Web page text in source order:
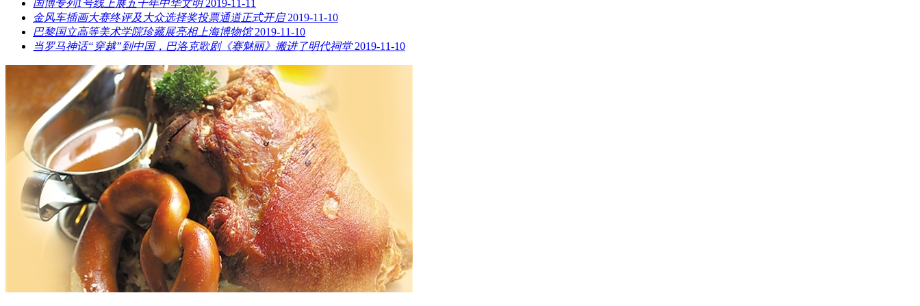
国博专列1号线上展五千年中华文明 2019-11-11
金风车插画大赛终评及大众选择奖投票通道正式开启 2019-11-10
巴黎国立高等美术学院珍藏展亮相上海博物馆 2019-11-10
当罗马神话“穿越”到中国，巴洛克歌剧《赛魅丽》搬进了明代祠堂 2019-11-10